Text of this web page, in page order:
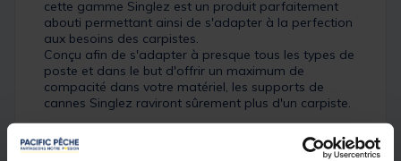
cette gamme Singlez est un produit parfaitement
abouti permettant ainsi de s'adapter à la perfection
aux besoins des carpistes.
Conçu afin de s'adapter à presque tous les types de
poste et dans le but d'offrir un maximum de
compacité dans votre matériel, les supports de
cannes Singlez raviront sûrement plus d'un carpiste.
Cette version est réalisée à partir d'un
aluminium de
très grande qualité, offrant ainsi un plus faible poids